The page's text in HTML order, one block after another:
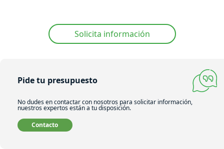
Solicita información
Pide tu presupuesto
No dudes en contactar con nosotros para solicitar información,
nuestros expertos están a tu disposición.
Contacto